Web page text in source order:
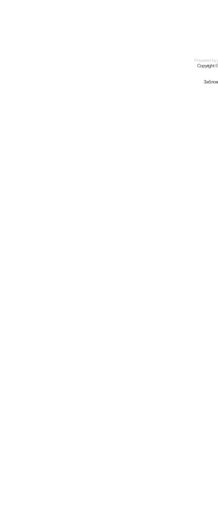
Powered by
Copyright